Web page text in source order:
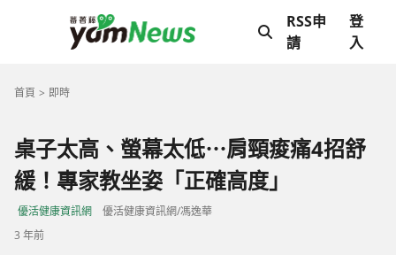
RSS申
請
登
入
首頁 即時
桌子太高、螢幕太低⋯肩頸痠痛4招舒
緩！專家教坐姿「正確高度」
優活健康資訊網
優活健康資訊網/馮逸華
3 年前